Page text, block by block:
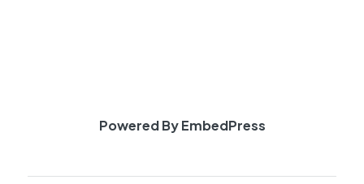
Powered By EmbedPress